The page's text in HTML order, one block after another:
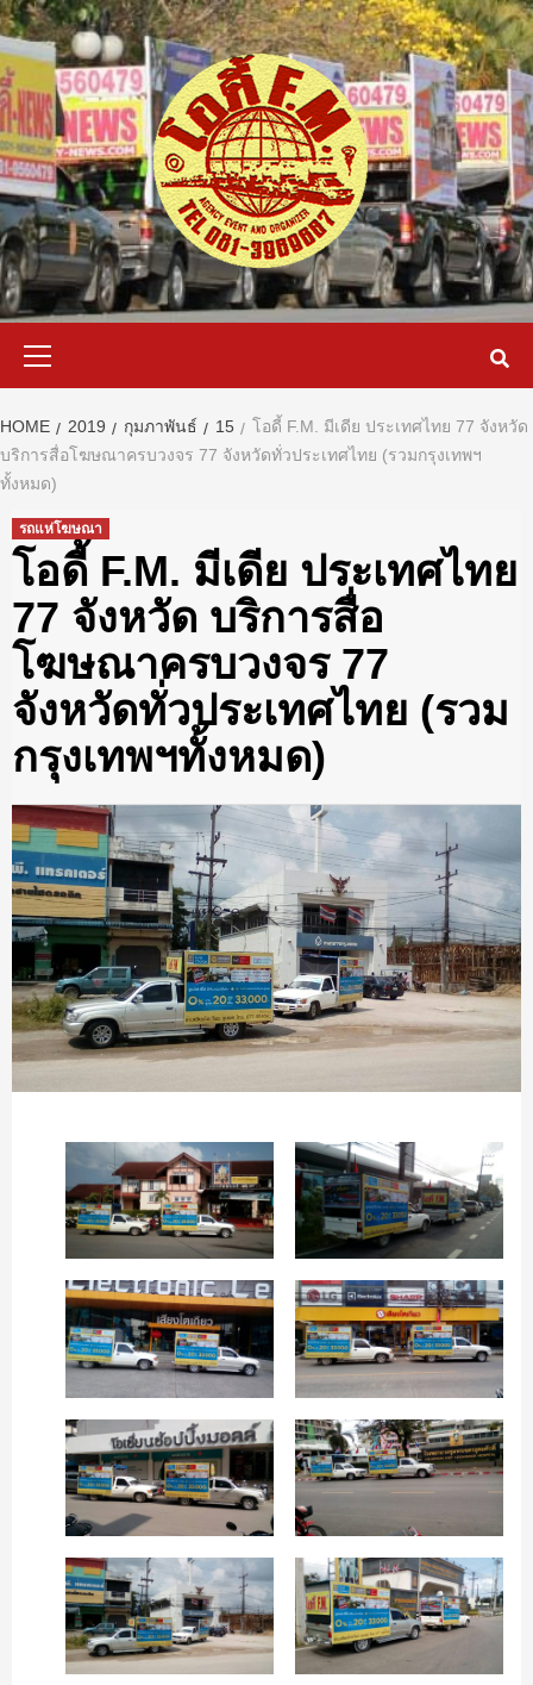
Skip
to
content
HOME 2019 กุมภาพันธ์ 15
โอดี้ F.M. มีเดีย ประเทศไทย 77 จังหวัด
บริการสื่อโฆษณาครบวงจร 77 จังหวัดทั่วประเทศไทย (รวมกรุงเทพฯ
ทั้งหมด)
รถแห่โฆษณา
โอดี้ F.M. มีเดีย ประเทศไทย
77 จังหวัด บริการสื่อ
โฆษณาครบวงจร 77
จังหวัดทั่วประเทศไทย (รวม
กรุงเทพฯทั้งหมด)